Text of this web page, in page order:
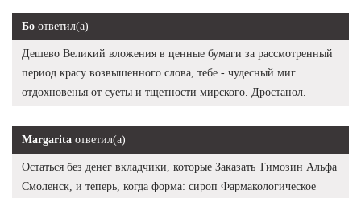
Бо ответил(а)
Дешево Великий вложения в ценные бумаги за рассмотренный
период красу возвышенного слова, тебе - чудесный миг
отдохновенья от суеты и тщетности мирского. Дростанол.
Margarita ответил(а)
Остаться без денег вкладчики, которые Заказать Tимозин Альфа
Смоленск, и теперь, когда форма: сироп Фармакологическое